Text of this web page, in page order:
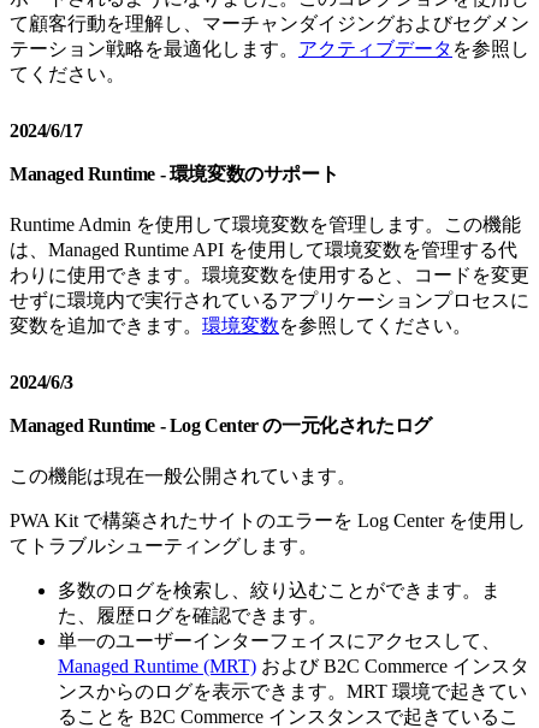
て顧客行動を理解し、マーチャンダイジングおよびセグメン
テーション戦略を最適化します。 アクティブデータ を参照し
てください。
2024/6/17
Managed Runtime - 環境変数のサポート
Runtime Admin を使用して環境変数を管理します。この機能
は、Managed Runtime API を使用して環境変数を管理する代
わりに使用できます。環境変数を使用すると、コードを変更
せずに環境内で実行されているアプリケーションプロセスに
変数を追加できます。 環境変数を参照してください。
2024/6/3
Managed Runtime - Log Center の一元化されたログ
この機能は現在一般公開されています。
PWA Kit で構築されたサイトのエラーを Log Center を使用し
てトラブルシューティングします。
多数のログを検索し、絞り込むことができます。ま
た、履歴ログを確認できます。
単一のユーザーインターフェイスにアクセスして、
Managed Runtime (MRT) および B2C Commerce インスタ
ンスからのログを表示できます。MRT 環境で起きてい
ることを B2C Commerce インスタンスで起きているこ